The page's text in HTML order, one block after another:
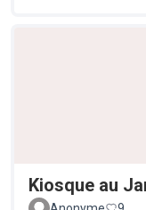
Kiosque au